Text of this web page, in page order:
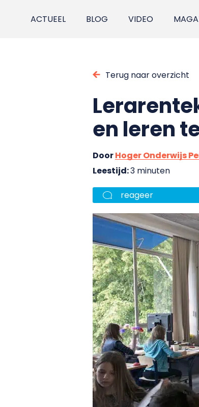
ACTUEEL BLOG VIDEO
Terug naar overzicht
en leren
DoorHoger Onderwijs
Leestijd:3 minuten
reageer